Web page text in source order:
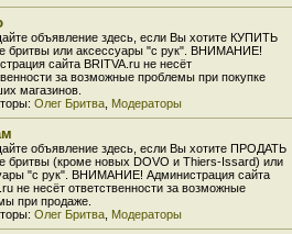
объявление здесь, если Вы хотите КУПИТЬ
бритвы или аксессуары "с рук". ВНИМАНИЕ!
сайта BRITVA.ru не несёт
за возможные проблемы при покупке
магазинов.
Олег Бритва Модераторы
объявление здесь, если Вы хотите ПРОДАТЬ
бритвы (кроме новых DOVO и Thiers-Issard) или
"с рук". ВНИМАНИЕ! Администрация сайта
не несёт ответственности за возможные
при продаже.
Олег Бритва Модераторы